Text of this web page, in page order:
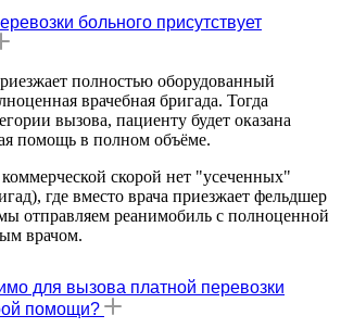
больного присутствует
полностью оборудованный
врачебная бригада. Тогда
вызова, пациенту будет оказана
помощь в полном объёме.
скорой нет "усеченных"
где вместо врача приезжает фельдшер
отправляем реанимобиль с полноценной
врачом.
для вызова платной перевозки
помощи?